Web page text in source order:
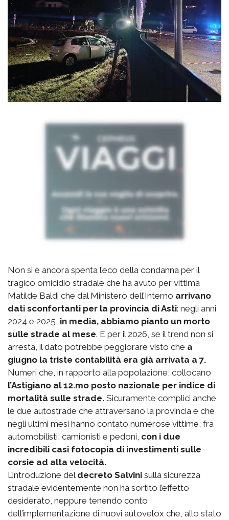
Non si è ancora spenta l’eco della condanna per il
tragico omicidio stradale che ha avuto per vittima
Matilde Baldi che dal Ministero dell’Interno arrivano
dati sconfortanti per la provincia di Asti: negli anni
2024 e 2025, in media, abbiamo pianto un morto
sulle strade al mese. E per il 2026, se il trend non si
arresta, il dato potrebbe peggiorare visto che a
giugno la triste contabilità era già arrivata a 7.
Numeri che, in rapporto alla popolazione, collocano
l’Astigiano al 12.mo posto nazionale per indice di
mortalità sulle strade. Sicuramente complici anche
le due autostrade che attraversano la provincia e che
negli ultimi mesi hanno contato numerose vittime, fra
automobilisti, camionisti e pedoni, con i due
incredibili casi fotocopia di investimenti sulle
corsie ad alta velocità.
L’introduzione del decreto Salvini sulla sicurezza
stradale evidentemente non ha sortito l’effetto
desiderato, neppure tenendo conto
dell’implementazione di nuovi autovelox che, allo stato